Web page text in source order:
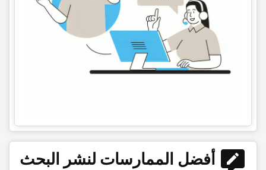
أفضل الممارسات لنشر البحث